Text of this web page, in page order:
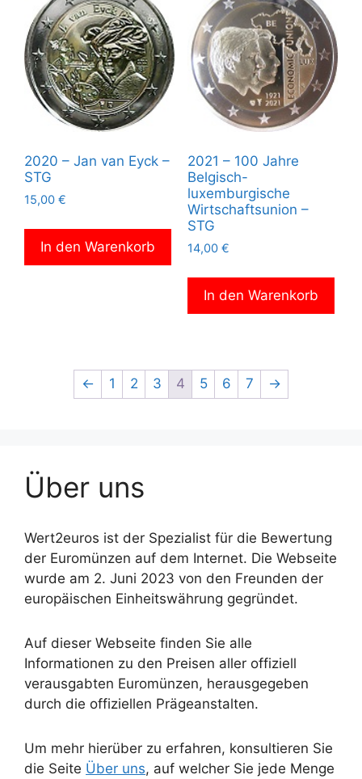
2020 – Jan van Eyck –
STG
15,00 €
In den Warenkorb
2021 – 100 Jahre
Belgisch-
luxemburgische
Wirtschaftsunion –
STG
14,00 €
In den Warenkorb
← 1 2 3 4 5 6 7 →
Über uns
Wert2euros ist der Spezialist für die Bewertung
der Euromünzen auf dem Internet. Die Webseite
wurde am 2. Juni 2023 von den Freunden der
europäischen Einheitswährung gegründet.
Auf dieser Webseite finden Sie alle
Informationen zu den Preisen aller offiziell
verausgabten Euromünzen, herausgegeben
durch die offiziellen Prägeanstalten.
Um mehr hierüber zu erfahren, konsultieren Sie
die Seite Über uns, auf welcher Sie jede Menge